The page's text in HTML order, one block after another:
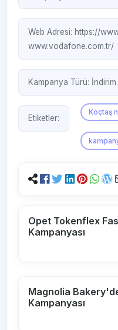
Web Adresi: https://
www.vodafone.com.tr/ ‎
Kampanya Türü: İndirim
Etiketler:
Koçtaş
Opet Tokenflex
Kampanyası
Magnolia
Kampanyası